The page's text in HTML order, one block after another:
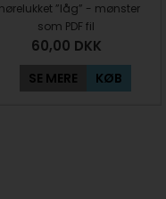
”låg” - mønster
som PDF fil
60,00 DKK
SE MERE KØB